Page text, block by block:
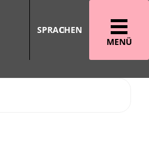
MENÜ
SPRACHEN